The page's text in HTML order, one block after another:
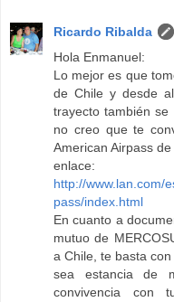
Ricardo Ribalda
Hola Enmanuel:
Lo mejor es que
de Chile y desde
trayecto también
no creo que te
American Airpass
enlace:
http://www.lan.com/
pass/index.html
En cuanto a
mutuo de
a Chile, te basta
sea estancia de
convivencia con